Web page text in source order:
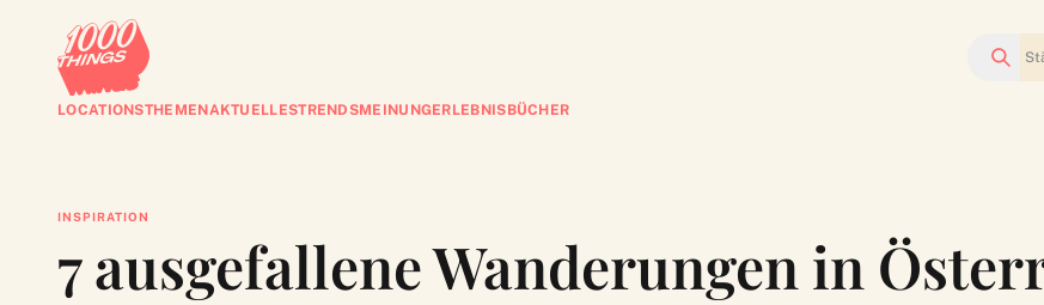
Suchen
LOCATIONSTHEMENAKTUELLESTRENDSMEINUNGERLEBNISBÜCHER
INSPIRATION
7 ausgefallene Wanderungen in